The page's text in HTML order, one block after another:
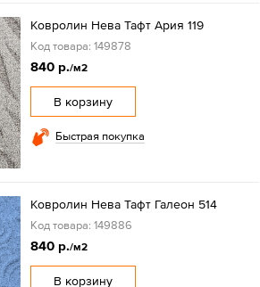
Ковролин Нева Тафт Ария 119
Код товара: 149878
840 р./м2
В корзину
Быстрая покупка
Ковролин Нева Тафт Галеон 514
Код товара: 149886
840 р./м2
В корзину